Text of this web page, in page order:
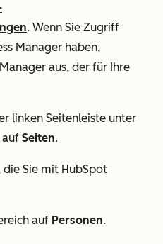
. Wenn Sie Zugriff
Manager haben,
aus, der für Ihre
linken Seitenleiste unter
auf Seiten.
die Sie mit HubSpot
auf Personen.